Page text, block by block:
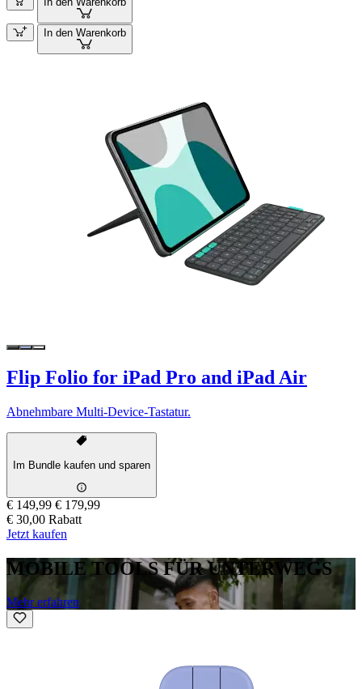
In den Warenkorb
Flip Folio for iPad Pro and iPad Air
Abnehmbare Multi-Device-Tastatur.
Im Bundle kaufen und sparen
€ 149,99 € 179,99
€ 30,00 Rabatt
Jetzt kaufen
MOBILE TOOLS FÜR UNTERWEGS
Mehr erfahren